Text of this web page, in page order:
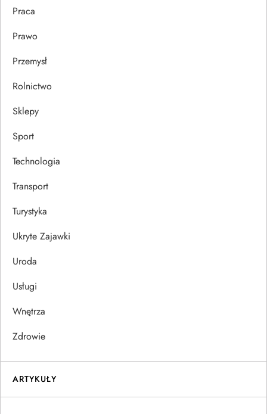
Praca
Prawo
Przemysł
Rolnictwo
Sklepy
Sport
Technologia
Transport
Turystyka
Ukryte Zajawki
Uroda
Usługi
Wnętrza
Zdrowie
ARTYKUŁY